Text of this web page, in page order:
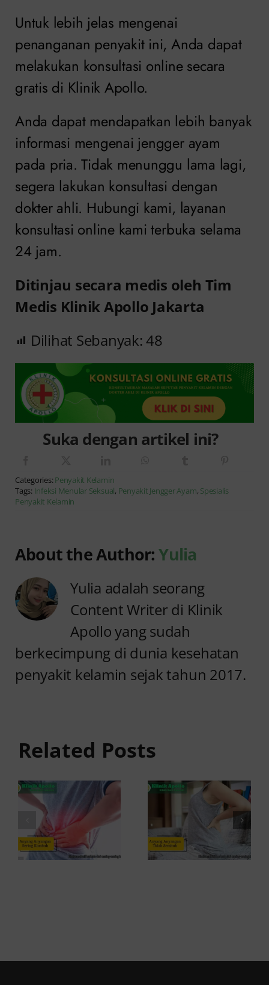
Untuk lebih jelas mengenai
penanganan penyakit ini, Anda dapat
melakukan konsultasi online secara
gratis di Klinik Apollo.
Anda dapat mendapatkan lebih banyak
informasi mengenai jengger ayam
pada pria. Tidak menunggu lama lagi,
segera lakukan konsultasi dengan
dokter ahli. Hubungi kami, layanan
konsultasi online kami terbuka selama
24 jam.
Ditinjau secara medis oleh Tim
Medis Klinik Apollo Jakarta
Dilihat Sebanyak:48
Suka dengan artikel ini?
Categories: Penyakit Kelamin
Tags: Infeksi Menular Seksual, Penyakit Jengger Ayam, Spesialis
Penyakit Kelamin
About the Author:Yulia
Yulia adalah seorang
Content Writer di Klinik
Apollo yang sudah
berkecimpung di dunia kesehatan
penyakit kelamin sejak tahun 2017.
Related Posts
Penyebab
Sering
Kambuh
dan Cara
Atasinya
Anyang
Penyebab
dan
Solusinya